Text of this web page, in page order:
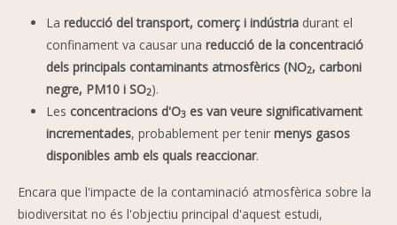
La reducció del transport, comerç i indústria durant el
confinament va causar una reducció de la concentració
dels principals contaminants atmosfèrics (NO2, carboni
negre, PM10 i SO2).
Les concentracions d'O3 es van veure significativament
incrementades, probablement per tenir menys gasos
disponibles amb els quals reaccionar.
Encara que l'impacte de la contaminació atmosfèrica sobre la
biodiversitat no és l'objectiu principal d'aquest estudi,